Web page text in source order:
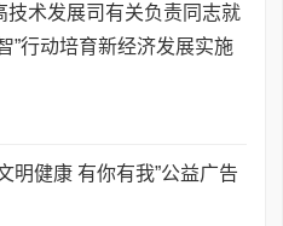
技术发展司有关负责同志就
”行动培育新经济发展实施
明健康 有你有我”公益广告